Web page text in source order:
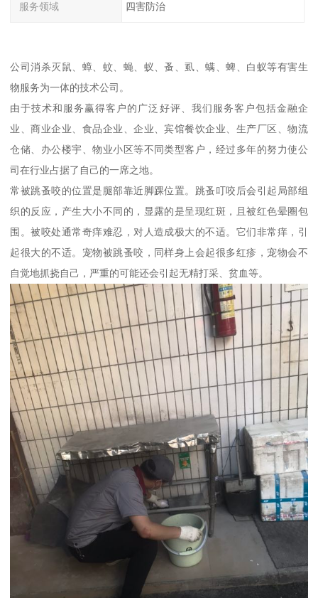
服务领域 四害防治
公司消杀灭鼠、蟑、蚊、蝇、蚁、蚤、虱、螨、蜱、白蚁等有害生
物服务为一体的技术公司。
由于技术和服务赢得客户的广泛好评、我们服务客户包括金融企
业、商业企业、食品企业、企业、宾馆餐饮企业、生产厂区、物流
仓储、办公楼宇、物业小区等不同类型客户，经过多年的努力使公
司在行业占据了自己的一席之地。
常被跳蚤咬的位置是腿部靠近脚踝位置。跳蚤叮咬后会引起局部组
织的反应，产生大小不同的，显露的是呈现红斑，且被红色晕圈包
围。被咬处通常奇痒难忍，对人造成极大的不适。它们非常痒，引
起很大的不适。宠物被跳蚤咬，同样身上会起很多红疹，宠物会不
自觉地抓挠自己，严重的可能还会引起无精打采、贫血等。